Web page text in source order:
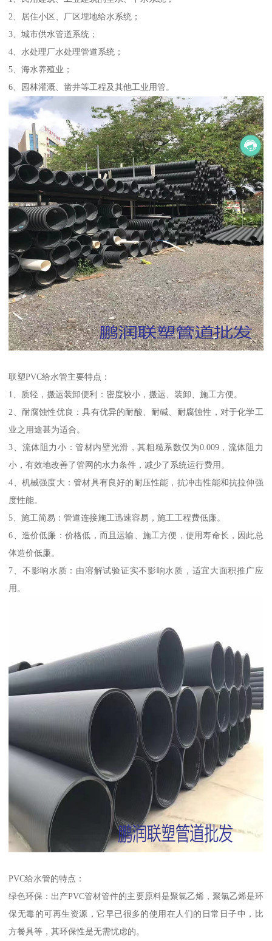
2、居住小区、厂区埋地给水系统；
3、城市供水管道系统；
4、水处理厂水处理管道系统；
5、海水养殖业；
6、园林灌溉、凿井等工程及其他工业用管。
联塑PVC给水管主要特点：
1、质轻，搬运装卸便利：密度较小，搬运、装卸、施工方便。
2、耐腐蚀性优良：具有优异的耐酸、耐碱、耐腐蚀性，对于化学工
业之用途甚为适合。
3、流体阻力小：管材内壁光滑，其粗糙系数仅为0.009，流体阻力
小，有效地改善了管网的水力条件，减少了系统运行费用。
4、机械强度大：管材具有良好的耐压性能，抗冲击性能和抗拉伸强
度性能。
5、施工简易：管道连接施工迅速容易，施工工程费低廉。
6、造价低廉：价格低，而且运输、施工方便，使用寿命长，因此总
体造价低廉。
7、不影响水质：由溶解试验证实不影响水质，适宜大面积推广应
用。
PVC给水管的特点：
绿色环保：出产PVC管材管件的主要原料是聚氯乙烯，聚氯乙烯是环
保无毒的可再生资源，它早已很多的使用在人们的日常日子中，比
方餐具等，其环保性是无需忧虑的。